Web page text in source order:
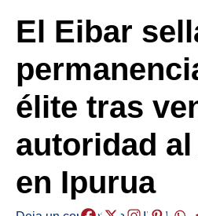
El Eibar
élite tras
autoridad
en Ipurua